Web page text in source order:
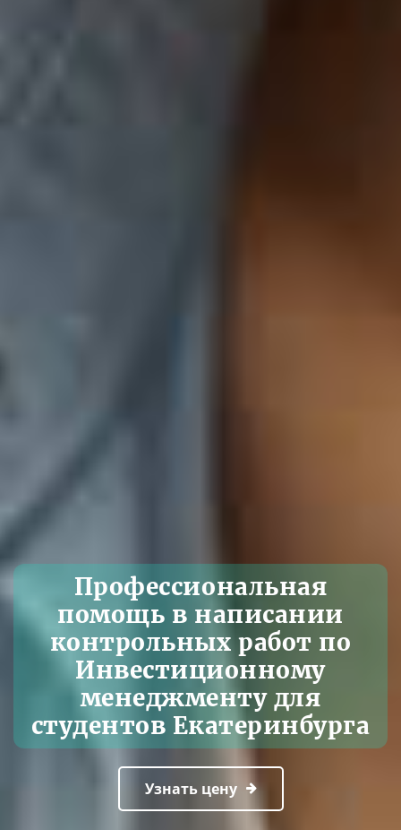
Профессиональная
помощь в написании
контрольных работ по
Инвестиционному
менеджменту для
студентов Екатеринбурга
Узнать цену